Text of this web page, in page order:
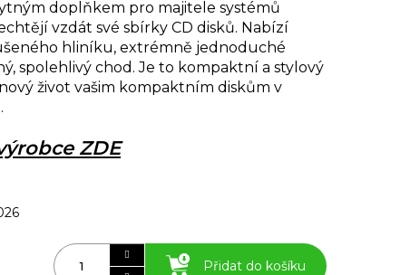
Přidat do košíku
doplňkem pro majitele systémů
vzdát své sbírky CD disků. Nabízí
hliníku, extrémně jednoduché
spolehlivý chod. Je to kompaktní a stylový
život vašim kompaktním diskům v
ZDE